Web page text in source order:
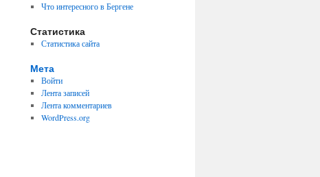
Что интересного в Бергене
Статистика
Статистика сайта
Мета
Войти
Лента записей
Лента комментариев
WordPress.org